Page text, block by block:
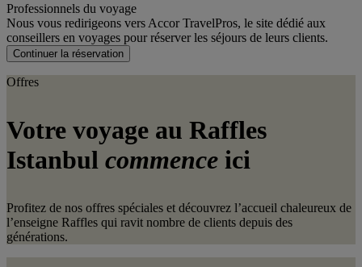
Professionnels du voyage
Nous vous redirigeons vers Accor TravelPros, le site dédié aux
conseillers en voyages pour réserver les séjours de leurs clients.
Continuer la réservation
Offres
Votre voyage au Raffles
Istanbul commence ici
Profitez de nos offres spéciales et découvrez l’accueil chaleureux de
l’enseigne Raffles qui ravit nombre de clients depuis des
générations.